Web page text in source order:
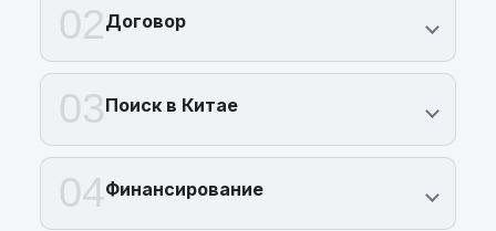
02Договор
03Поиск в Китае
04Финансирование